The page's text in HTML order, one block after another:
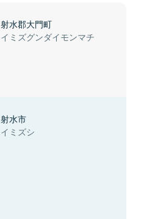
射水郡大門町
イミズグンダイモンマチ
射水市
イミズシ